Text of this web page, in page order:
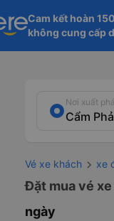
Cam kết hoàn
không cung cấp
Nơi xuất
Vé xe khách xe
Đặt mua vé
ngày